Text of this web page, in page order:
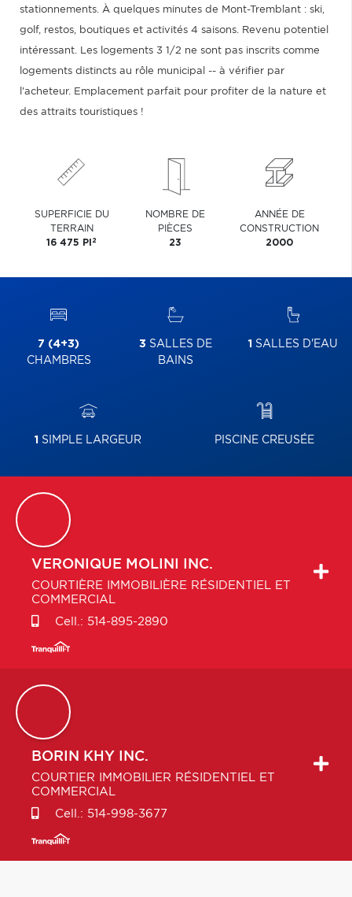
stationnements. À quelques minutes de Mont-Tremblant : ski,
golf, restos, boutiques et activités 4 saisons. Revenu potentiel
intéressant. Les logements 3 1/2 ne sont pas inscrits comme
logements distincts au rôle municipal -- à vérifier par
l'acheteur. Emplacement parfait pour profiter de la nature et
des attraits touristiques !
SUPERFICIE DU
TERRAIN
16 475 PI 2
NOMBRE DE
PIÈCES
23
ANNÉE DE
CONSTRUCTION
2000
7 (4+3)
CHAMBRES
3 SALLES DE
BAINS
1 SALLES D'EAU
1 SIMPLE LARGEUR PISCINE CREUSÉE
VERONIQUE MOLINI INC.
COURTIÈRE IMMOBILIÈRE RÉSIDENTIEL ET
COMMERCIAL
Cell.: 514-895-2890
BORIN KHY INC.
COURTIER IMMOBILIER RÉSIDENTIEL ET
COMMERCIAL
Cell.: 514-998-3677